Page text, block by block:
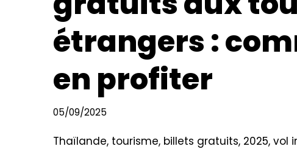
étrangers :
en profiter
05/09/2025
Thaïlande, tourisme, billets gratuits, 2025, vol